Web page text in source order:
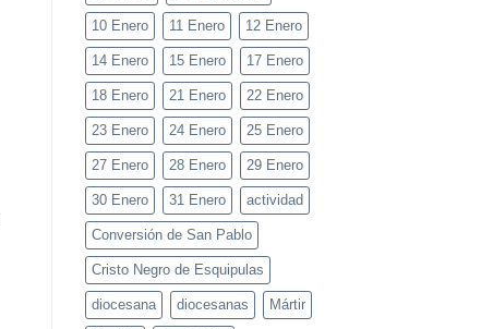
10 Enero 11 Enero 12 Enero
14 Enero 15 Enero 17 Enero
18 Enero 21 Enero 22 Enero
23 Enero 24 Enero 25 Enero
27 Enero 28 Enero 29 Enero
30 Enero 31 Enero actividad
Conversión de San Pablo
Cristo Negro de Esquipulas
diocesana diocesanas Mártir